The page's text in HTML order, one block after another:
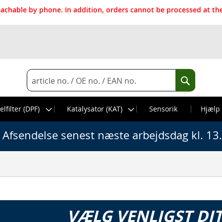
by phone. In addition, orders cannot be processed at
Search
Search
(DPF)
Katalysator (KAT) Sensorik Hjælp
Afsendelse senest næste arbejdsdag kl.
VÆLG VENLIGST